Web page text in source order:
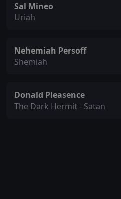
Sal Mineo
Uriah
Nehemiah Persoff
Shemiah
Donald Pleasence
The Dark Hermit - Satan